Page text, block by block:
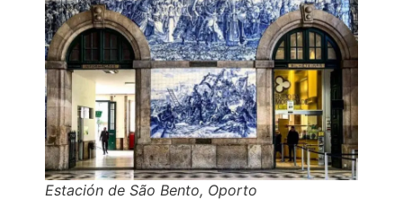
Estación de São Bento, Oporto